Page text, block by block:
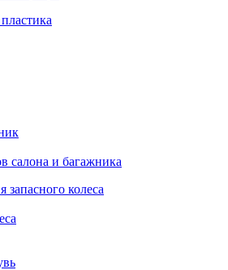
салона и багажника
колеса